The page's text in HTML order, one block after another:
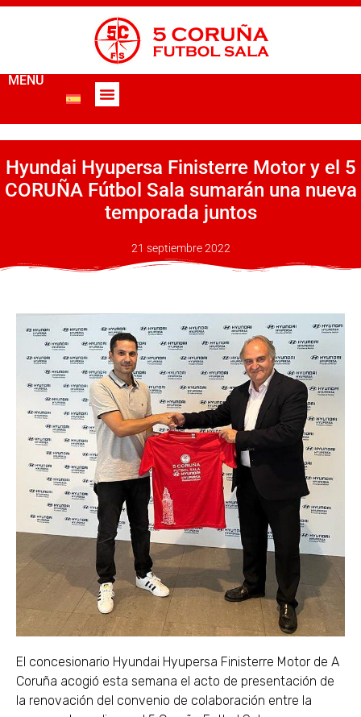
MENÚ
Hyundai Hyupersa Finisterre Motor y el 5
CORUÑA Fútbol Sala sumarán una nueva
temporada juntos
21 septiembre 2022
El concesionario Hyundai Hyupersa Finisterre Motor de A
Coruña acogió esta semana el acto de presentación de
la renovación del convenio de colaboración entre la